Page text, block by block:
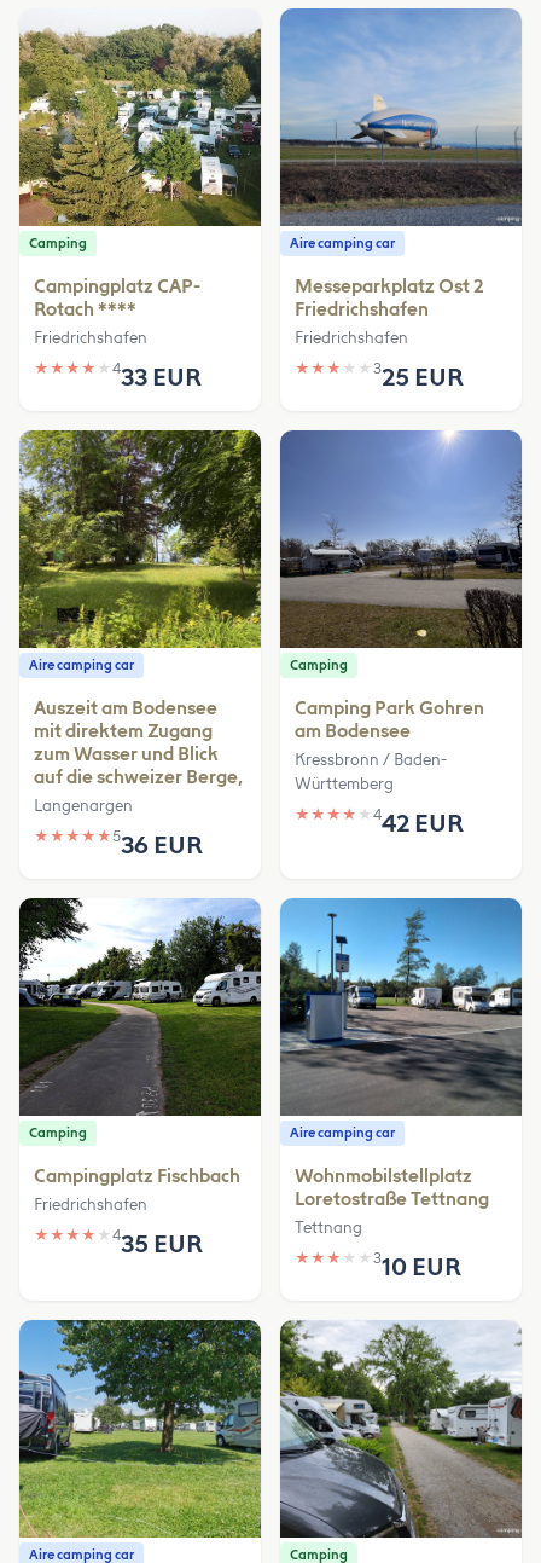
Camping
Campingplatz CAP-
Rotach ****
Friedrichshafen
★ ★ ★ ★ ★ 433 EUR
Aire camping car
Messeparkplatz Ost 2
Friedrichshafen
Friedrichshafen
★ ★ ★ ★ ★ 325 EUR
Aire camping car
Auszeit am Bodensee
mit direktem Zugang
zum Wasser und Blick
auf die schweizer Berge,
Langenargen
★ ★ ★ ★ ★536 EUR
Camping
Camping Park Gohren
am Bodensee
Kressbronn / Baden-
Württemberg
★ ★ ★ ★ ★ 442 EUR
Camping
Campingplatz Fischbach
Friedrichshafen
★ ★ ★ ★ ★ 435 EUR
Aire camping car
Wohnmobilstellplatz
Loretostraße Tettnang
Tettnang
★ ★ ★ ★ ★ 310 EUR
Aire camping car Camping